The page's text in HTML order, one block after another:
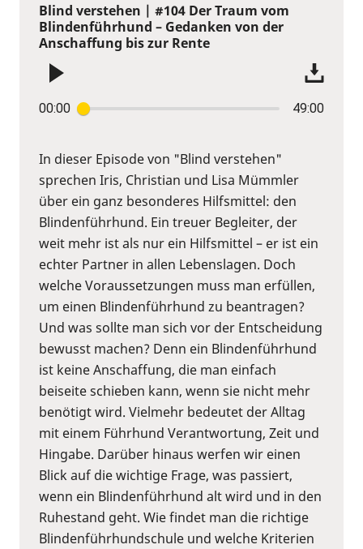
Blind verstehen | #104 Der Traum vom
Blindenführhund – Gedanken von der
Anschaffung bis zur Rente
00:00 49:00
In dieser Episode von "Blind verstehen"
sprechen Iris, Christian und Lisa Mümmler
über ein ganz besonderes Hilfsmittel: den
Blindenführhund. Ein treuer Begleiter, der
weit mehr ist als nur ein Hilfsmittel – er ist ein
echter Partner in allen Lebenslagen. Doch
welche Voraussetzungen muss man erfüllen,
um einen Blindenführhund zu beantragen?
Und was sollte man sich vor der Entscheidung
bewusst machen? Denn ein Blindenführhund
ist keine Anschaffung, die man einfach
beiseite schieben kann, wenn sie nicht mehr
benötigt wird. Vielmehr bedeutet der Alltag
mit einem Führhund Verantwortung, Zeit und
Hingabe. Darüber hinaus werfen wir einen
Blick auf die wichtige Frage, was passiert,
wenn ein Blindenführhund alt wird und in den
Ruhestand geht. Wie findet man die richtige
Blindenführhundschule und welche Kriterien